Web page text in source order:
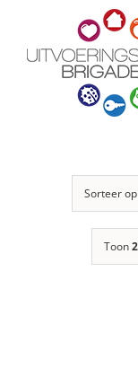
inhoud
Sorteer op
Toon